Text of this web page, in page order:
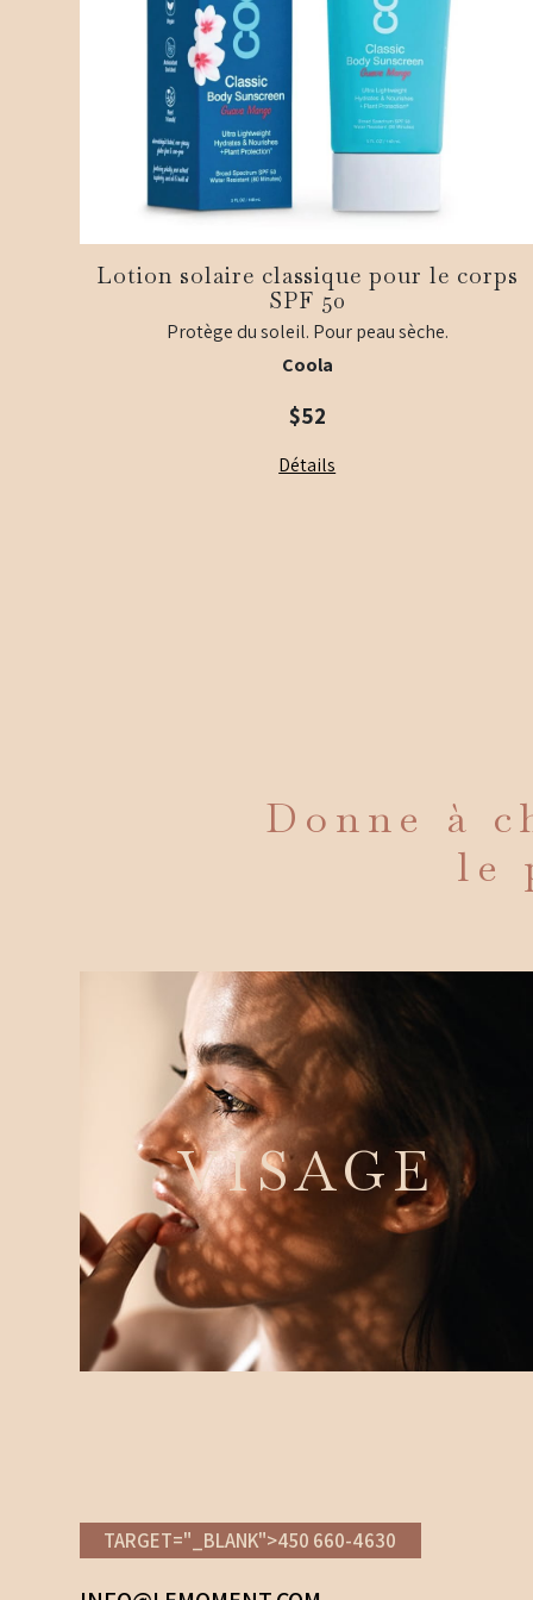
Lotion solaire classique pour le corps
SPF 50
Protège du soleil. Pour peau sèche.
Coola
$52
Détails
Donne à
le
VISAGE
TARGET="_BLANK">450 660-4630